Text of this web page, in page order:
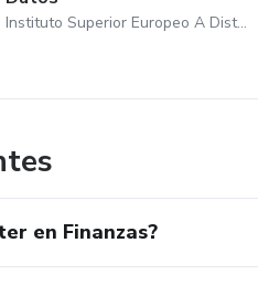
Instituto Superior Europeo A Distancia De Barcelona S.L
en Finanzas?